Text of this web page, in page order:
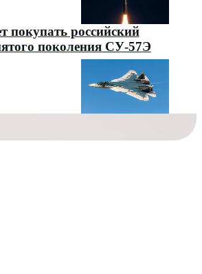
покупать российский
поколения СУ-57Э